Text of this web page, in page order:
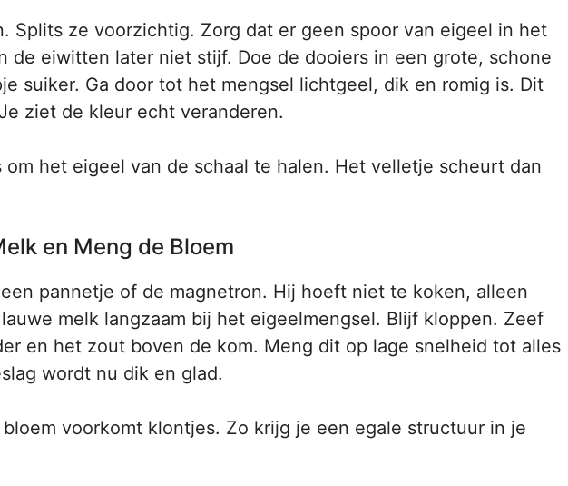
Splits ze voorzichtig. Zorg dat er geen spoor van eigeel in het
de eiwitten later niet stijf. Doe de dooiers in een grote, schone
suiker. Ga door tot het mengsel lichtgeel, dik en romig is. Dit
ziet de kleur echt veranderen.
om het eigeel van de schaal te halen. Het velletje scheurt dan
en Meng de Bloem
pannetje of de magnetron. Hij hoeft niet te koken, alleen
melk langzaam bij het eigeelmengsel. Blijf kloppen. Zeef
en het zout boven de kom. Meng dit op lage snelheid tot alles
wordt nu dik en glad.
voorkomt klontjes. Zo krijg je een egale structuur in je